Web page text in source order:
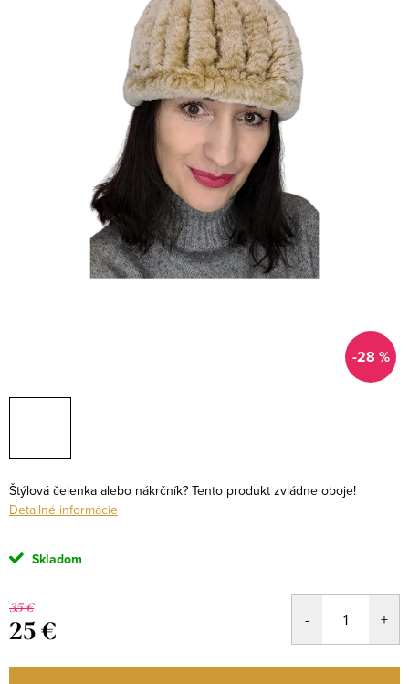
-28 %
Štýlová čelenka alebo nákrčník? Tento produkt zvládne oboje!
Detailné informácie
Skladom
35 €
25 €
cena: